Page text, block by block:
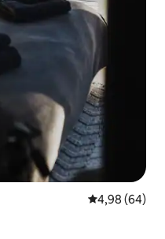
4,98 av 5 i
4,98 (64)